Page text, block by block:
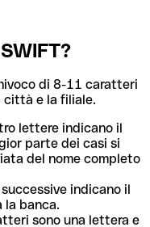
di 8-11 caratteri
città e la filiale.
lettere indicano il
parte dei casi si
del nome completo
indicano il
la banca.
sono una lettera e